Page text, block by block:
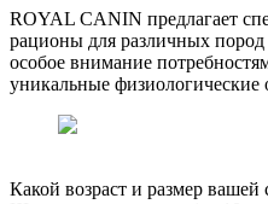
ROYAL CANIN предлагает
рационы для различных пород
особое внимание
уникальные физиологические
Какой возраст и размер вашей